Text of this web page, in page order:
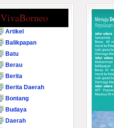
VivaBorneo
Artikel
Balikpapan
Batu
Berau
Berita
Berita Daerah
Bontang
Budaya
Daerah